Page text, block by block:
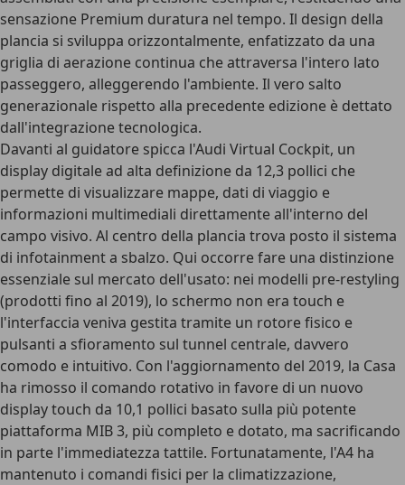
sensazione Premium duratura nel tempo. Il design della
plancia si sviluppa orizzontalmente, enfatizzato da una
griglia di aerazione continua che attraversa l'intero lato
passeggero, alleggerendo l'ambiente. Il vero salto
generazionale rispetto alla precedente edizione è dettato
dall'integrazione tecnologica.
Davanti al guidatore spicca l'Audi Virtual Cockpit, un
display digitale ad alta definizione da 12,3 pollici che
permette di visualizzare mappe, dati di viaggio e
informazioni multimediali direttamente all'interno del
campo visivo. Al centro della plancia trova posto il sistema
di infotainment a sbalzo. Qui occorre fare una distinzione
essenziale sul mercato dell'usato: nei modelli pre-restyling
(prodotti fino al 2019), lo schermo non era touch e
l'interfaccia veniva gestita tramite un rotore fisico e
pulsanti a sfioramento sul tunnel centrale, davvero
comodo e intuitivo. Con l'aggiornamento del 2019, la Casa
ha rimosso il comando rotativo in favore di un nuovo
display touch da 10,1 pollici basato sulla più potente
piattaforma MIB 3, più completo e dotato, ma sacrificando
in parte l'immediatezza tattile. Fortunatamente, l'A4 ha
mantenuto i comandi fisici per la climatizzazione,